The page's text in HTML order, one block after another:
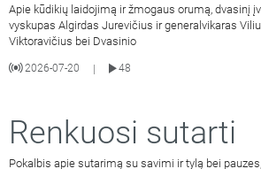
Apie kūdikių laidojimą ir žmogaus orumą, dvasinį
vyskupas Algirdas Jurevičius ir generalvikaras
Viktoravičius bei Dvasinio
2026-07-20 |
48
Renkuosi sutarti
Pokalbis apie sutarimą su savimi ir tylą bei